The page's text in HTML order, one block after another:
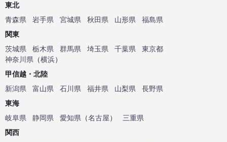
東北
青森県
岩手県 宮城県 秋田県 山形県
福島県
関東
茨城県
栃木県 群馬県 埼玉県 千葉県
東京都
神奈川県 （横浜）
甲信越・北陸
新潟県
富山県 石川県 福井県 山梨県
長野県
東海
岐阜県
静岡県 愛知県 （名古屋）
三重県
関西